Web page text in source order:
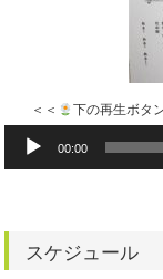
＜＜ 下の再生ボタ
00:00
スケジュール